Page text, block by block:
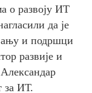
о развоју ИТ
да је
и подршци
развије и
за ИТ.